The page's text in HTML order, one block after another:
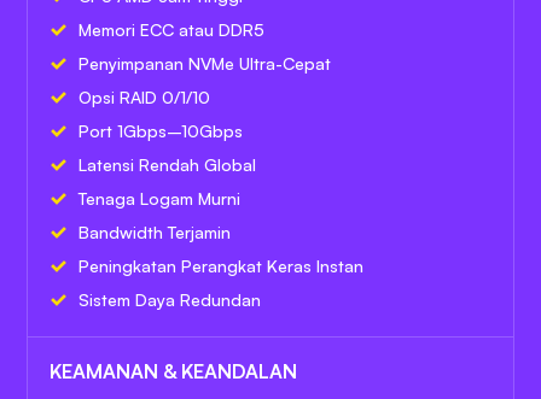
Memori ECC atau DDR5
Penyimpanan NVMe Ultra-Cepat
Opsi RAID 0/1/10
Port 1Gbps–10Gbps
Latensi Rendah Global
Tenaga Logam Murni
Bandwidth Terjamin
Peningkatan Perangkat Keras Instan
Sistem Daya Redundan
KEAMANAN & KEANDALAN